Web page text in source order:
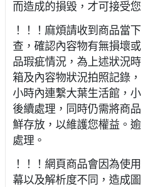
而造成的損毀，才可接受
！！！麻煩請收到商品當
查，確認內容物有無損壞
品瑕疵情況，為上述狀況
箱及內容物狀況拍照記錄
小時內連繫大葉生活館，
後續處理，同時仍需將商
鮮存放，以維護您權益。
處理。
！！！網頁商品會因為使
幕以及解析度不同，造成